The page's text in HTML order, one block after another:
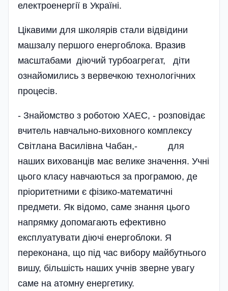
електроенергії в Україні.
Цікавими для школярів стали відвідини
машзалу першого енергоблока. Вразив
масштабами діючий турбоагрегат, діти
ознайомились з вервечкою технологічних
процесів.
- Знайомство з робото­ю ХАЕС, - роз­пові­дає
вчитель навчально-виховного комплексу
Світлана Василівна Чабан,- для
наших вихованців має велике значення. Учні
цього класу навчаються за програмою, де
пріоритетними є фізико-математичні
предмети. Як відомо, саме знання цього
напрямку допомагають ефективно
експлуатувати діючі енергоблоки. Я
переконана, що під час вибору майбутнього
вишу, більшість наших учнів зверне увагу
саме на атомну енергетику.